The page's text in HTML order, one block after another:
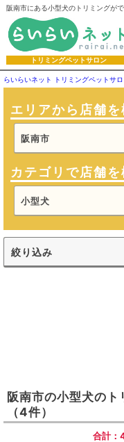
阪南市にある小型犬のトリミングが
トリミングペットサロン
らいらいネット トリミングペットサロ
エリアから店舗を
阪南市
カテゴリで店舗を
小型犬
絞り込み
阪南市の小型犬のト
（4件）
合計：